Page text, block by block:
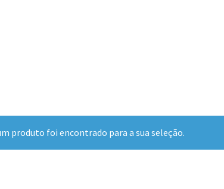
produto foi encontrado para a sua seleção.